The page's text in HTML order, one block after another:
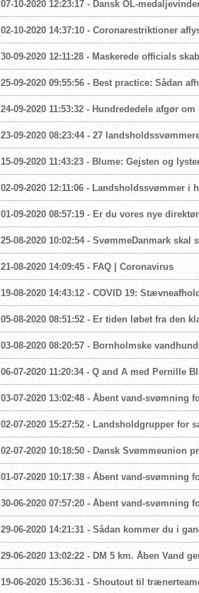
07-10-2020 12:23:17 - Dansk OL-
02-10-2020 14:37:10 - Coronarestriktioner
30-09-2020 12:11:28 - Maskerede officials
25-09-2020 09:55:56 - Best practice: Sådan
24-09-2020 11:53:32 - Hundrededele afgør
23-09-2020 08:23:44 - 27
15-09-2020 11:43:23 - Blume: Gejsten og
02-09-2020 12:11:06 - Landsholdssvømmer
01-09-2020 08:57:19 - Er du vores nye
25-08-2020 10:02:54 - SvømmeDanmark skal
21-08-2020 14:09:45 - FAQ | Coronavirus
19-08-2020 14:43:12 - COVID 19:
05-08-2020 08:51:52 - Er tiden løbet fra den
03-08-2020 08:20:57 - Bornholmske
06-07-2020 11:20:34 - Q and A med Pernille
03-07-2020 13:02:48 - Åbent vand-svømning
02-07-2020 15:27:52 - Landsholdgrupper for
02-07-2020 10:18:50 - Dansk
01-07-2020 10:17:38 - Åbent vand-svømning
30-06-2020 07:57:20 - Åbent vand-svømning
29-06-2020 14:21:31 - Sådan kommer du i
29-06-2020 13:02:22 - DM 5 km. Åben Vand
19-06-2020 15:36:31 - Shoutout til